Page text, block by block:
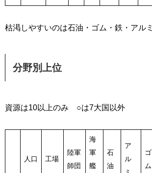
枯渇しやすいのは石油・ゴム・鉄・アルミ
分野別上位
資源は10以上のみ ○は7大国以外
人口 工場
陸軍
師団
海
軍
艦
石
油
ア
ル
ゴ
ム